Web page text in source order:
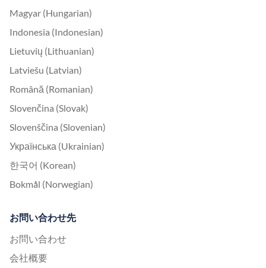
Magyar (Hungarian)
Indonesia (Indonesian)
Lietuvių (Lithuanian)
Latviešu (Latvian)
Română (Romanian)
Slovenčina (Slovak)
Slovenščina (Slovenian)
Українська (Ukrainian)
한국어 (Korean)
Bokmål (Norwegian)
お問い合わせ先
お問い合わせ
会社概要